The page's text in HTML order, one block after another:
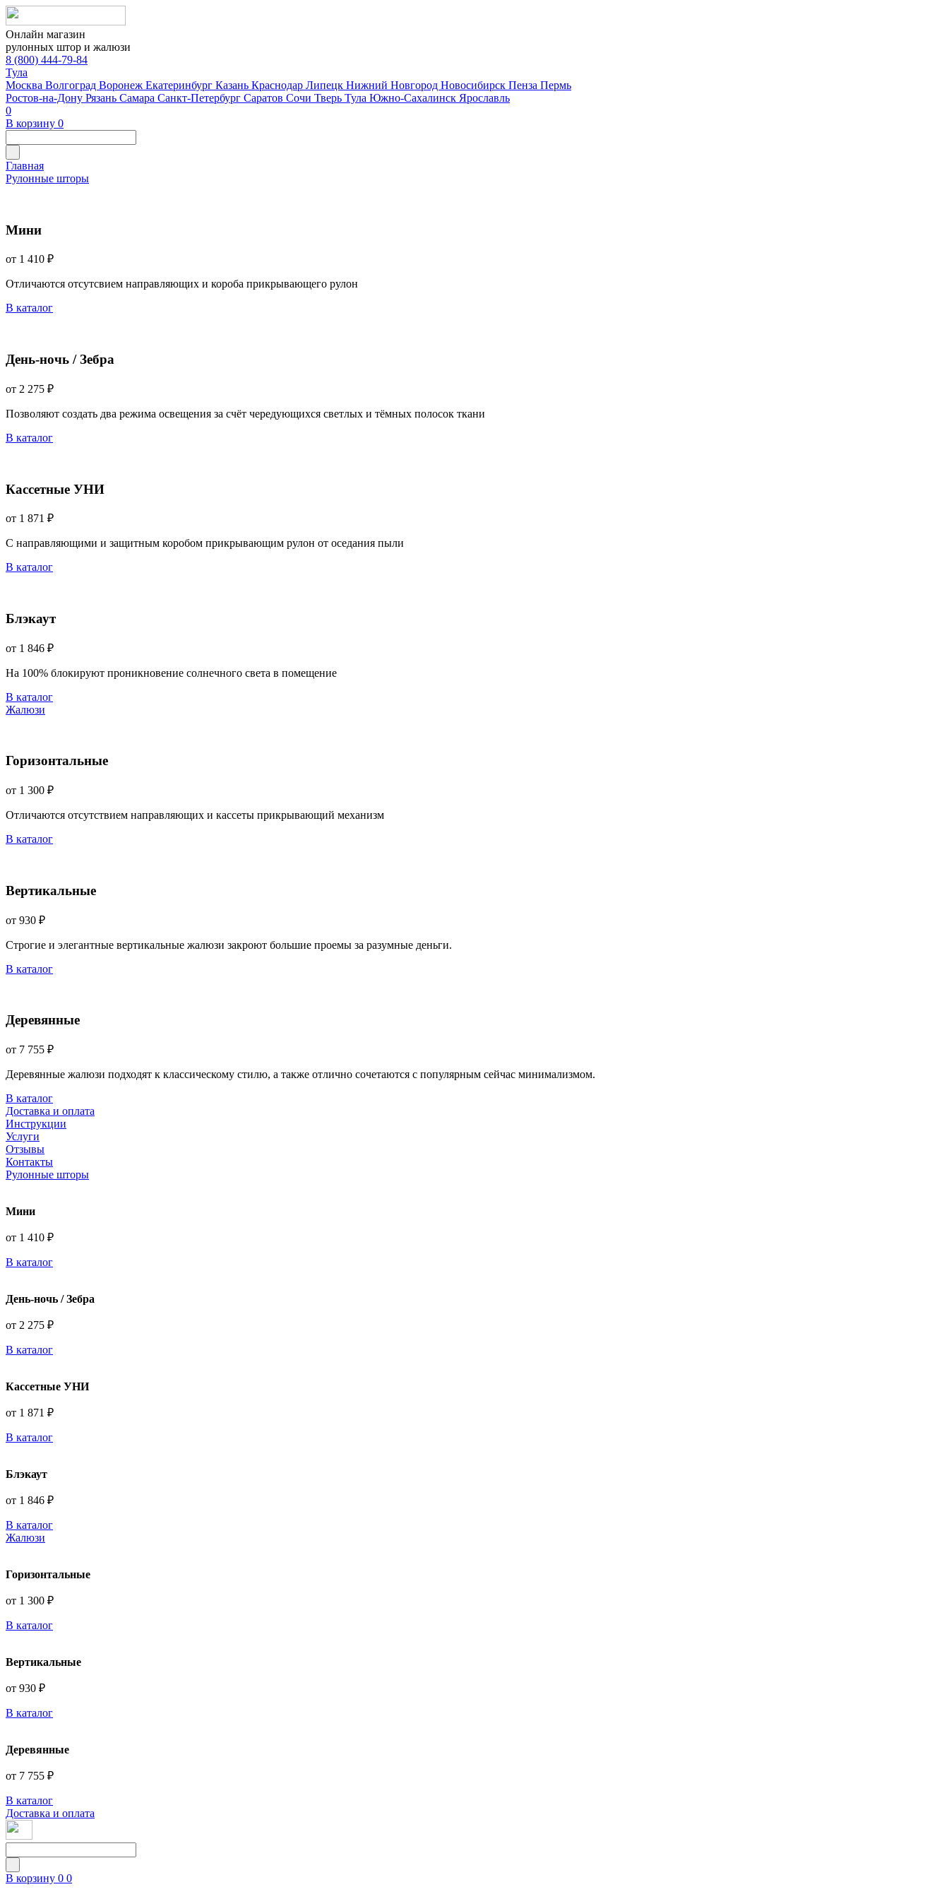
Онлайн магазин
рулонных штор и жалюзи
8 (800) 444-79-84
Тула
Москва Волгоград Воронеж Екатеринбург Казань Краснодар Липецк Нижний Новгород Новосибирск Пенза Пермь
Ростов-на-Дону Рязань Самара Санкт-Петербург Саратов Сочи Тверь Тула Южно-Сахалинск Ярославль
0
В корзину 0
Главная
Рулонные шторы
Мини
от 1 410 ₽
Отличаются отсутсвием направляющих и короба прикрывающего рулон
В каталог
День-ночь / Зебра
от 2 275 ₽
Позволяют создать два режима освещения за счёт чередующихся светлых и тёмных полосок ткани
В каталог
Кассетные УНИ
от 1 871 ₽
С направляющими и защитным коробом прикрывающим рулон от оседания пыли
В каталог
Блэкаут
от 1 846 ₽
На 100% блокируют проникновение солнечного света в помещение
В каталог
Жалюзи
Горизонтальные
от 1 300 ₽
Отличаются отсутствием направляющих и кассеты прикрывающий механизм
В каталог
Вертикальные
от 930 ₽
Строгие и элегантные вертикальные жалюзи закроют большие проемы за разумные деньги.
В каталог
Деревянные
от 7 755 ₽
Деревянные жалюзи подходят к классическому стилю, а также отлично сочетаются с популярным сейчас минимализмом.
В каталог
Доставка и оплата
Инструкции
Услуги
Отзывы
Контакты
Рулонные шторы
Мини
от 1 410 ₽
В каталог
День-ночь / Зебра
от 2 275 ₽
В каталог
Кассетные УНИ
от 1 871 ₽
В каталог
Блэкаут
от 1 846 ₽
В каталог
Жалюзи
Горизонтальные
от 1 300 ₽
В каталог
Вертикальные
от 930 ₽
В каталог
Деревянные
от 7 755 ₽
В каталог
Доставка и оплата
В корзину 0 0